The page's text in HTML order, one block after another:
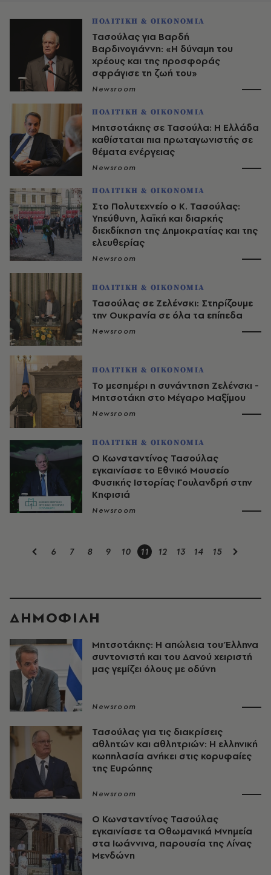
ΠΟΛΙΤΙΚΗ & ΟΙΚΟΝΟΜΙΑ
Τασούλας για Βαρδή
Βαρδινογιάννη: «Η δύναμη του
χρέους και της προσφοράς
σφράγισε τη ζωή του»
Newsroom
ΠΟΛΙΤΙΚΗ & ΟΙΚΟΝΟΜΙΑ
Μητσοτάκης σε Τασούλα: Η Ελλάδα
καθίσταται πια πρωταγωνιστής σε
θέματα ενέργειας
Newsroom
ΠΟΛΙΤΙΚΗ & ΟΙΚΟΝΟΜΙΑ
Στο Πολυτεχνείο ο Κ. Τασούλας:
Υπεύθυνη, λαϊκή και διαρκής
διεκδίκηση της Δημοκρατίας και της
ελευθερίας
Newsroom
ΠΟΛΙΤΙΚΗ & ΟΙΚΟΝΟΜΙΑ
Τασούλας σε Ζελένσκι: Στηρίζουμε
την Ουκρανία σε όλα τα επίπεδα
Newsroom
ΠΟΛΙΤΙΚΗ & ΟΙΚΟΝΟΜΙΑ
Το μεσημέρι η συνάντηση Ζελένσκι -
Μητσοτάκη στο Μέγαρο Μαξίμου
Newsroom
ΠΟΛΙΤΙΚΗ & ΟΙΚΟΝΟΜΙΑ
Ο Κωνσταντίνος Τασούλας
εγκαινίασε το Εθνικό Μουσείο
Φυσικής Ιστορίας Γουλανδρή στην
Κηφισιά
Newsroom
6 7 8 9 10 11 12 13 14 15
ΔΗΜΟΦΙΛΗ
Μητσοτάκης: Η απώλεια του Έλληνα
συντονιστή και του Δανού χειριστή
μας γεμίζει όλους με οδύνη
Newsroom
Τασούλας για τις διακρίσεις
αθλητών και αθλητριών: Η ελληνική
κωπηλασία ανήκει στις κορυφαίες
της Ευρώπης
Newsroom
Ο Κωνσταντίνος Τασούλας
εγκαινίασε τα Οθωμανικά Μνημεία
στα Ιωάννινα, παρουσία της Λίνας
Μενδώνη